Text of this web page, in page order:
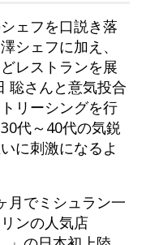
ェフを口説き落
シェフに加え、
レストランを展
聡さんと意気投合
リーシングを行
代～40代の気鋭
に刺激になるよ
月でミシュラン一
ンの人気店